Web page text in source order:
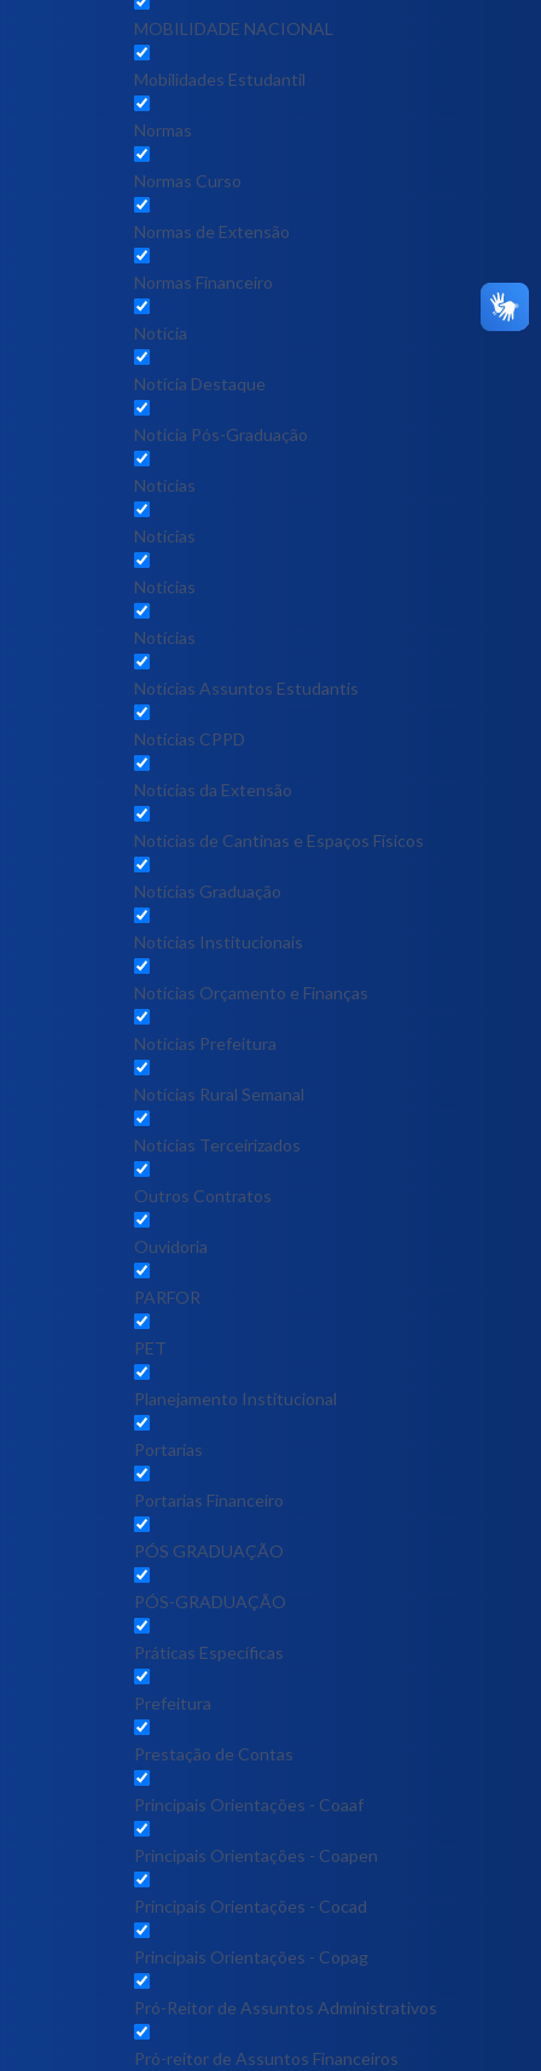
MOBILIDADE NACIONAL
Mobilidades Estudantil
Normas
Normas Curso
Normas de Extensão
Normas Financeiro
Notícia
Notícia Destaque
Noticia Pós-Graduação
Notícias
Notícias
Notícias
Notícias
Notícias Assuntos Estudantis
Notícias CPPD
Notícias da Extensão
Notícias de Cantinas e Espaços Físicos
Notícias Graduação
Notícias Institucionais
Notícias Orçamento e Finanças
Notícias Prefeitura
Notícias Rural Semanal
Notícias Terceirizados
Outros Contratos
Ouvidoria
PARFOR
PET
Planejamento Institucional
Portarias
Portarias Financeiro
PÓS GRADUAÇÃO
PÓS-GRADUAÇÃO
Práticas Específicas
Prefeitura
Prestação de Contas
Principais Orientações - Coaaf
Principais Orientações - Coapen
Principais Orientações - Cocad
Principais Orientações - Copag
Pró-Reitor de Assuntos Administrativos
Pró-reitor de Assuntos Financeiros